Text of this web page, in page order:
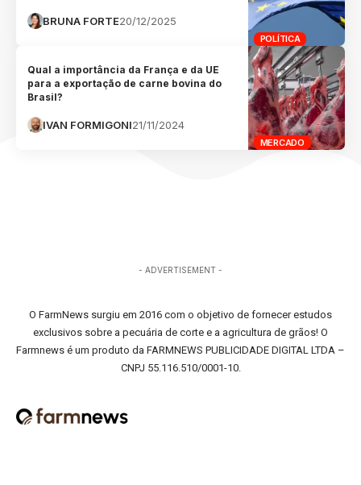
POLÍTICA
BRUNA FORTE20/12/2025
MERCADO
Qual a importância da França e da UE
para a exportação de carne bovina do
Brasil?
IVAN FORMIGONI21/11/2024
- ADVERTISEMENT -
O FarmNews surgiu em 2016 com o objetivo de fornecer estudos
exclusivos sobre a pecuária de corte e a agricultura de grãos! O
Farmnews é um produto da FARMNEWS PUBLICIDADE DIGITAL LTDA –
CNPJ 55.116.510/0001-10.